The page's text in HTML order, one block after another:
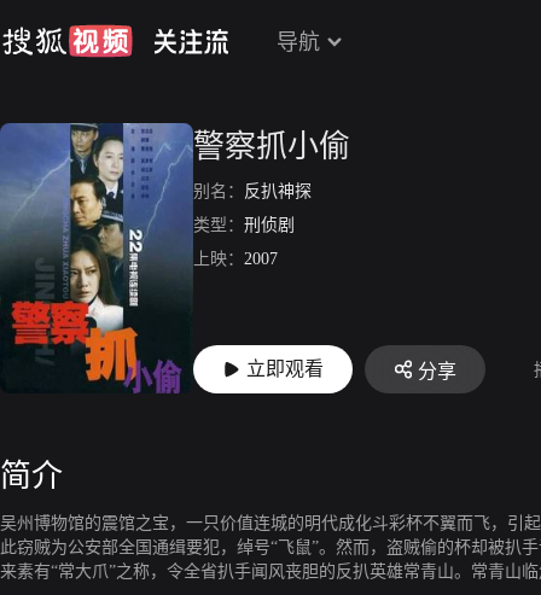
导航
警察抓小偷
别名： 反扒神探
类型： 刑侦剧
上映： 2007
立即观看 分享
简介
吴州博物馆的震馆之宝，一只价值连城的明代成化斗彩杯不翼而飞，引
此窃贼为公安部全国通缉要犯，绰号“飞鼠”。然而，盗贼偷的杯却被扒
来素有“常大爪”之称，令全省扒手闻风丧胆的反扒英雄常青山。常青山